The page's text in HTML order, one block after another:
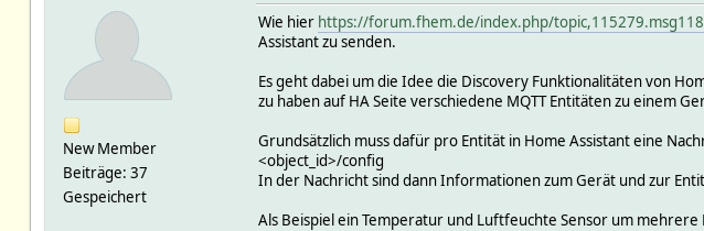
New Member
Beiträge: 37
Gespeichert
Wie hier https://forum.fhem.de/index.php/
Assistant zu senden.
Es geht dabei um die Idee die Discovery Funktionalitäten von
zu haben auf HA Seite verschiedene MQTT Entitäten zu einem
Grundsätzlich muss dafür pro Entität in Home Assistant eine
<object_id>/config
In der Nachricht sind dann Informationen zum Gerät und zur
Als Beispiel ein Temperatur und Luftfeuchte Sensor um